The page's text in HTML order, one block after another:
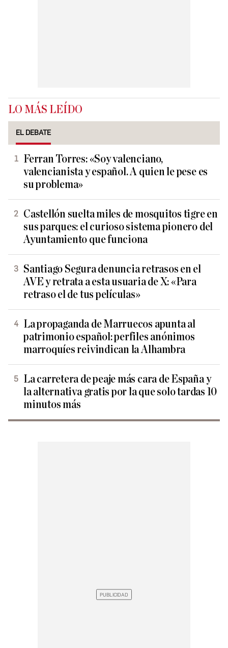
LO MÁS LEÍDO
EL DEBATE
Ferran Torres: «Soy valenciano,
valencianista y español. A quien le pese es
su problema»
Castellón suelta miles de mosquitos tigre en
sus parques: el curioso sistema pionero del
Ayuntamiento que funciona
Santiago Segura denuncia retrasos en el
AVE y retrata a esta usuaria de X: «Para
retraso el de tus películas»
La propaganda de Marruecos apunta al
patrimonio español: perfiles anónimos
marroquíes reivindican la Alhambra
La carretera de peaje más cara de España y
la alternativa gratis por la que solo tardas 10
minutos más